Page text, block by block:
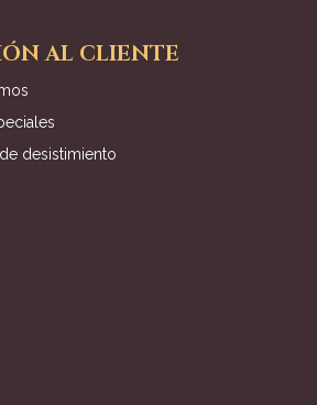
AL CLIENTE
desistimiento